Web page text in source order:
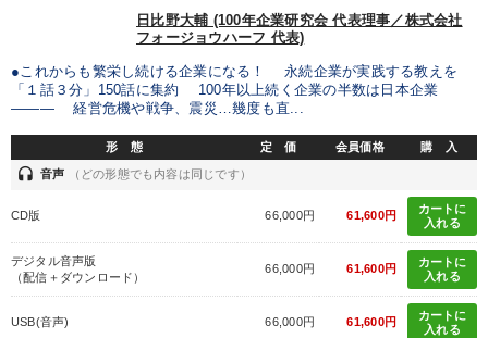
金融 政治家 心を磨く 推薦 新技術
IT・デジタル活用
ondemand_video 経営音声・動画を探す refresh 更新する
全国経営者セミナー収録物以外の経営教材（全761タイトル）からお探
しいただけます
日比野大輔 (100年企業研究会 代表理事／株式会社
フォージョウハーフ 代表)
●これからも繁栄し続ける企業になる！ 永続企業が実践する教えを
「１話３分」150話に集約 100年以上続く企業の半数は日本企業
――― 経営危機や戦争、震災…幾度も直...
形 態 定 価 会員価格 購 入
headset 音声 （どの形態でも内容は同じです）
CD版 66,000円 61,600円
カートに
入れる
デジタル音声版
（配信＋ダウンロード）
66,000円 61,600円
カートに
入れる
USB(音声) 66,000円 61,600円
カートに
入れる